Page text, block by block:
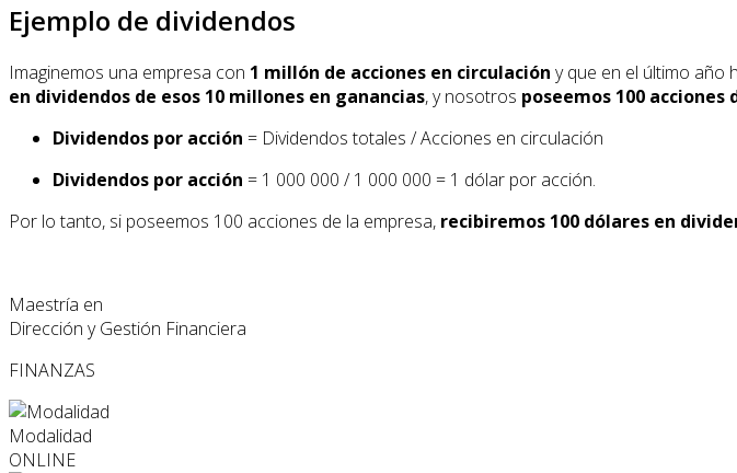
Ejemplo de dividendos
Imaginemos una empresa con 1 millón de acciones en circulación y que en el último año
en dividendos de esos 10 millones en ganancias, y nosotros poseemos 100 acciones
Dividendos por acción = Dividendos totales / Acciones en circulación
Dividendos por acción = 1 000 000 / 1 000 000 = 1 dólar por acción.
Por lo tanto, si poseemos 100 acciones de la empresa, recibiremos 100 dólares en
Maestría en
Dirección y Gestión Financiera
FINANZAS
Modalidad
ONLINE